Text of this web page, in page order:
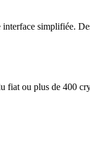
simplifiée.
ou plus de 400